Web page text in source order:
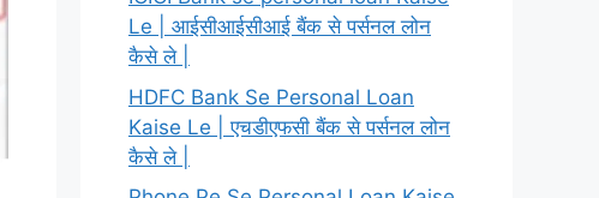
Le | आईसीआईसीआई बैंक से पर्सनल लोन
कैसे ले |
HDFC Bank Se Personal Loan
Kaise Le | एचडीएफसी बैंक से पर्सनल लोन
कैसे ले |